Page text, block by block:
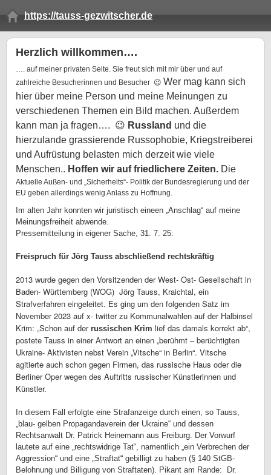
https://tauss-gezwitscher.de
Herzlich willkommen….
…. auf meiner privaten Seite. Sie freut sich mit mir über und auf
zahlreiche Besucherinnen und Besucher 😉 Wer mag kann sich
hier über meine Person und meine Meinungen zu
verschiedenen Themen ein Bild machen. Außerdem
kann man ja fragen…. 😉 Russland und die
hierzulande grassierende Russophobie, Kriegstreiberei
und Aufrüstung belasten mich derzeit wie viele
Menschen.. Hoffen wir auf friedlichere Zeiten. Die
Aktuelle Außen- und „Sicherheits“- Politik der Bundesregierung und der
EU geben allerdings wenig Anlass zu Hoffnung.
Im alten Jahr konnten wir juristisch eineen „Anschlag“ auf meine
Meinungsfreiheit abwende.
Pressemitteilung in eigener Sache, 31. 7. 25:
Freispruch für Jörg Tauss abschließend rechtskräftig
2013 wurde gegen den Vorsitzenden der West- Ost- Gesellschaft in
Baden- Württemberg (WOG) Jörg Tauss, Kraichtal, ein
Strafverfahren eingeleitet. Es ging um den folgenden Satz im
November 2023 auf x- twitter zu Kommunalwahlen auf der Halbinsel
Krim: „Schon auf der russischen Krim lief das damals korrekt ab“,
postete Tauss in einer Antwort an einen „berühmt – berüchtigten
Ukraine- Aktivisten nebst Verein „Vitsche“ in Berlin“. Vitsche
agitierte auch schon gegen Firmen, das russische Haus oder die
Berliner Oper wegen des Auftritts russischer Künstlerinnen und
Künstler.
In diesem Fall erfolgte eine Strafanzeige durch einen, so Tauss,
„blau- gelben Propagandaverein der Ukraine“ und dessen
Rechtsanwalt Dr. Patrick Heinemann aus Freiburg. Der Vorwurf
lautete auf eine „rechtswidrige Tat“, namentlich „ein Verbrechen der
Aggression“ und eine „Straftat“ gebilligt zu haben (§ 140 StGB-
Belohnung und Billigung von Straftaten). Pikant am Rande: Dr.